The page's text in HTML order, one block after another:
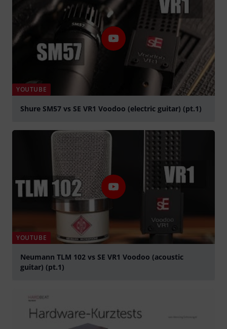
YOUTUBE
Shure SM57 vs SE VR1 Voodoo (electric guitar) (pt.1)
YOUTUBE
Neumann TLM 102 vs SE VR1 Voodoo (acoustic
guitar) (pt.1)